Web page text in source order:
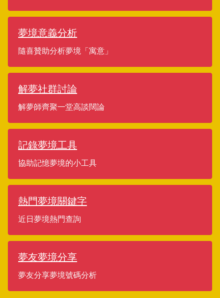
夢境意義分析
隨喜贊助分析夢境「寓意」
解夢社群討論
解夢師齊聚一堂高談闊論
記錄夢境工具
協助記憶夢境的小工具
熱門夢境關鍵字
近日夢境熱門查詢
夢友夢境分享
夢友分享夢境號碼分析